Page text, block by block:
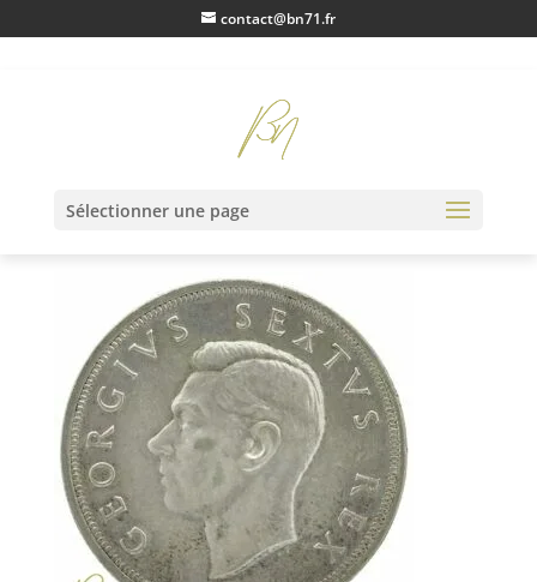
contact@bn71.fr
Sélectionner une page
IMG20230116110109